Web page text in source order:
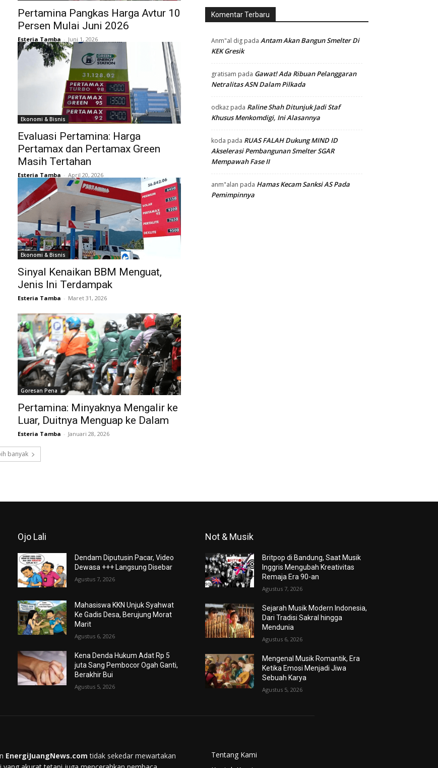
Pertamina Pangkas Harga Avtur 10
Persen Mulai Juni 2026
Esteria Tamba - Juni 1, 2026
Ekonomi & Bisnis
Evaluasi Pertamina: Harga
Pertamax dan Pertamax Green
Masih Tertahan
Esteria Tamba - April 20, 2026
Ekonomi & Bisnis
Sinyal Kenaikan BBM Menguat,
Jenis Ini Terdampak
Esteria Tamba - Maret 31, 2026
Goresan Pena
Pertamina: Minyaknya Mengalir ke
Luar, Duitnya Menguap ke Dalam
Esteria Tamba - Januari 28, 2026
banyak
Komentar Terbaru
Anm"al dig pada Antam Akan Bangun Smelter Di
KEK Gresik
gratisam pada Gawat! Ada Ribuan Pelanggaran
Netralitas ASN Dalam Pilkada
odkaz pada Raline Shah Ditunjuk Jadi Staf
Khusus Menkomdigi, Ini Alasannya
koda pada RUAS FALAH Dukung MIND ID
Akselerasi Pembangunan Smelter SGAR
Mempawah Fase II
anm"alan pada Hamas Kecam Sanksi AS Pada
Pemimpinnya
Ojo Lali
Dendam Diputusin Pacar, Video
Dewasa +++ Langsung Disebar
Agustus 7, 2026
Mahasiswa KKN Unjuk Syahwat
Ke Gadis Desa, Berujung Morat
Marit
Agustus 6, 2026
Kena Denda Hukum Adat Rp 5
juta Sang Pembocor Ogah Ganti,
Berakhir Bui
Agustus 5, 2026
Not & Musik
Britpop di Bandung, Saat Musik
Inggris Mengubah Kreativitas
Remaja Era 90-an
Agustus 7, 2026
Sejarah Musik Modern Indonesia,
Dari Tradisi Sakral hingga
Mendunia
Agustus 6, 2026
Mengenal Musik Romantik, Era
Ketika Emosi Menjadi Jiwa
Sebuah Karya
Agustus 5, 2026
EnergiJuangNews.com tidak sekedar mewartakan
Tentang Kami